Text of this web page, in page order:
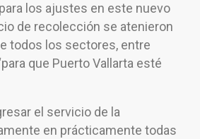
los ajustes en este nuevo
de recolección se atenieron
todos los sectores, entre
que Puerto Vallarta esté
el servicio de la
en prácticamente todas